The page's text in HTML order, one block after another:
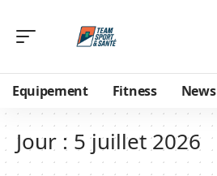
Equipement Fitness News
Jour : 5 juillet 2026